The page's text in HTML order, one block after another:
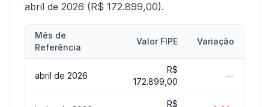
abril de 2026 (R$ 172.899,00).
Mês de
Referência
Valor FIPE Variação
abril de 2026
R$
172.899,00
—
R$